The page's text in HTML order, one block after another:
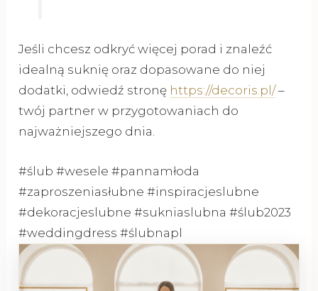
Jeśli chcesz odkryć więcej porad i znaleźć
idealną suknię oraz dopasowane do niej
dodatki, odwiedź stronę https://decoris.pl/–
twój partner w przygotowaniach do
najważniejszego dnia.
#ślub #wesele #pannamłoda
#zaproszeniasłubne #inspiracjeslubne
#dekoracjeslubne #sukniaslubna #ślub2023
#weddingdress #ślubnapl